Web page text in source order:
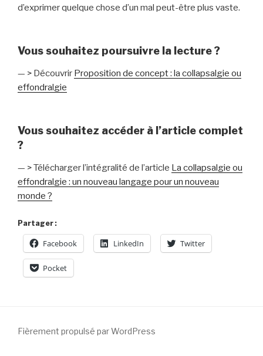
d’exprimer quelque chose d’un mal peut-être plus vaste.
Vous souhaitez poursuivre la lecture ?
— > Découvrir Proposition de concept : la collapsalgie ou
effondralgie
Vous souhaitez accéder à l’article complet
?
— > Télécharger l’intégralité de l’article La collapsalgie ou
effondralgie : un nouveau langage pour un nouveau
monde ?
Partager :
Facebook LinkedIn Twitter
Pocket
Fièrement propulsé par WordPress